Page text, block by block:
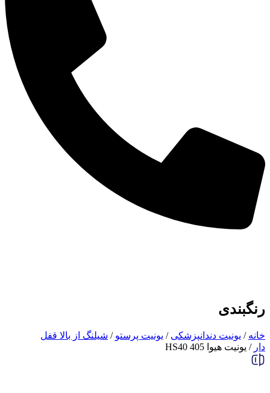
رنگبندی
خانه / یونیت دندانپزشکی / یونیت پرستو / شیلنگ از بالا قفل
دار / یونیت هیوا 405 HS40